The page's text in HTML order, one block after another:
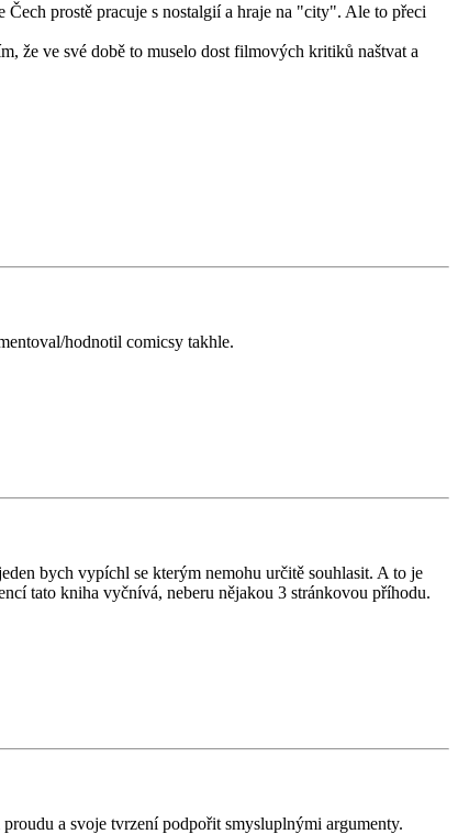
prostě pracuje s nostalgií a hraje na "city". Ale to přeci
že ve své době to muselo dost filmových kritiků naštvat a
hodnotil comicsy takhle.
bych vypíchl se kterým nemohu určitě souhlasit. A to je
tato kniha vyčnívá, neberu nějakou 3 stránkovou příhodu.
a svoje tvrzení podpořit smysluplnými argumenty.